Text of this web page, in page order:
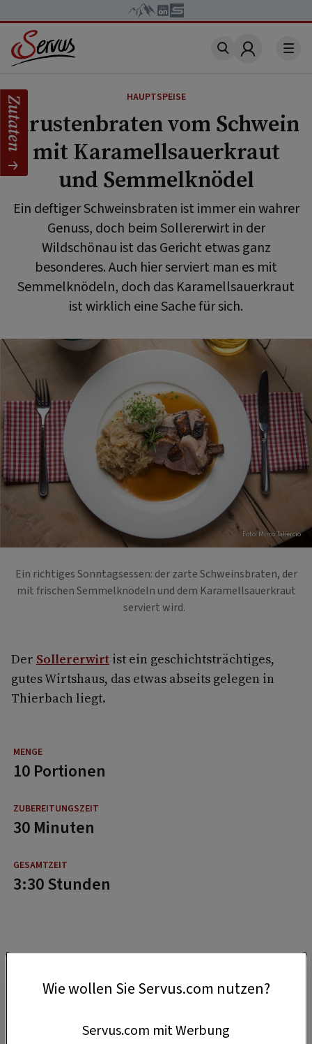
Account
HAUPTSPEISE
Krustenbraten vom Schwein
mit Karamellsauerkraut
und Semmelknödel
Ein deftiger Schweinsbraten ist immer ein wahrer
Genuss, doch beim Sollererwirt in der
Wildschönau ist das Gericht etwas ganz
besonderes. Auch hier serviert man es mit
Semmelknödeln, doch das Karamellsauerkraut
ist wirklich eine Sache für sich.
Foto: Mirco Taliercio
Ein richtiges Sonntagsessen: der zarte Schweinsbraten, der
mit frischen Semmelknödeln und dem Karamellsauerkraut
serviert wird.
Der Sollererwirt ist ein geschichtsträchtiges,
gutes Wirtshaus, das etwas abseits gelegen in
Thierbach liegt.
10 Portionen
30 Minuten
3:30 Stunden
Zutaten
Wie wollen Sie Servus.com nutzen?
Servus.com mit Werbung